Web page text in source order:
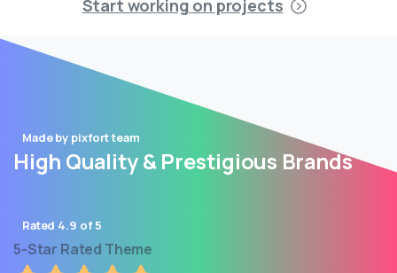
Start working on projects
Made by pixfort team
High Quality & Prestigious Brands
Rated 4.9 of 5
5-Star Rated Theme